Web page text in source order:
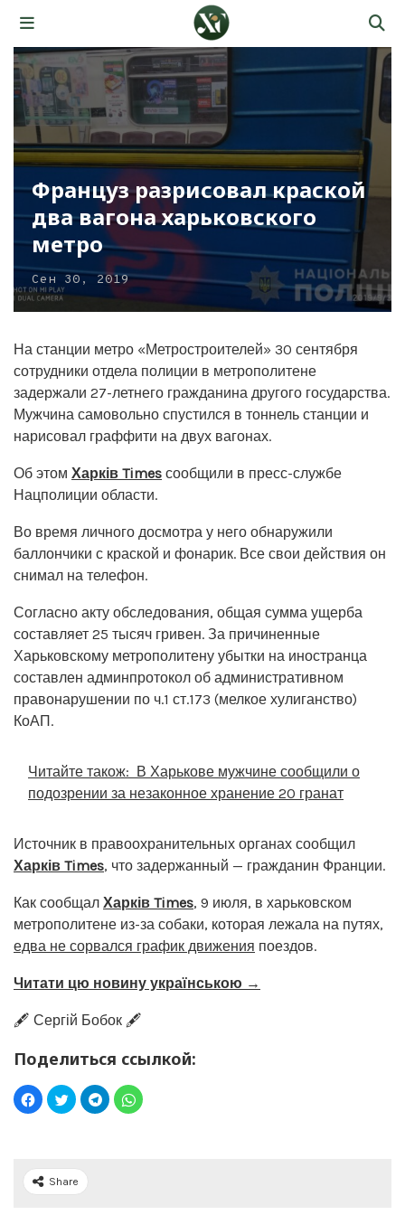
Француз разрисовал краской
два вагона харьковского
метро
Сен 30, 2019
На станции метро «Метростроителей» 30 сентября
сотрудники отдела полиции в метрополитене
задержали 27-летнего гражданина другого государства.
Мужчина самовольно спустился в тоннель станции и
нарисовал граффити на двух вагонах.
Об этом Харків Times сообщили в пресс-службе
Нацполиции области.
Во время личного досмотра у него обнаружили
баллончики с краской и фонарик. Все свои действия он
снимал на телефон.
Согласно акту обследования, общая сумма ущерба
составляет 25 тысяч гривен. За причиненные
Харьковскому метрополитену убытки на иностранца
составлен админпротокол об административном
правонарушении по ч.1 ст.173 (мелкое хулиганство)
КоАП.
Читайте також: В Харькове мужчине сообщили о
подозрении за незаконное хранение 20 гранат
Источник в правоохранительных органах сообщил
Харків Times, что задержанный — гражданин Франции.
Как сообщал Харків Times, 9 июля, в харьковском
метрополитене из-за собаки, которая лежала на путях,
едва не сорвался график движения поездов.
Читати цю новину українською →
🖋️ Сергій Бобок 🖋️
Поделиться ссылкой:
Share